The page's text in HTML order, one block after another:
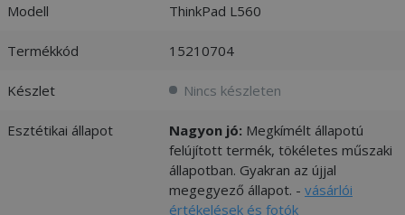
Modell ThinkPad L560
Termékkód 15210704
Készlet Nincs készleten
Esztétikai állapot Nagyon jó: Megkímélt állapotú
felújított termék, tökéletes műszaki
állapotban. Gyakran az újjal
megegyező állapot. - vásárlói
értékelések és fotók